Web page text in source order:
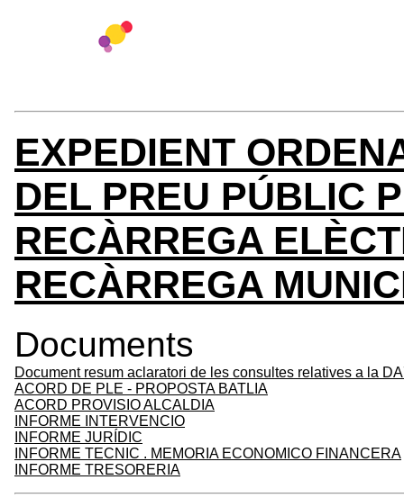
EXPEDIENT
DEL PREU PÚBLIC
RECÀRREGA
RECÀRREGA
Documents
Document resum aclaratori de les consultes relatives a la
ACORD DE PLE - PROPOSTA BATLIA
ACORD PROVISIO ALCALDIA
INFORME INTERVENCIO
INFORME JURÍDIC
INFORME TECNIC . MEMORIA ECONOMICO FINANCERA
INFORME TRESORERIA